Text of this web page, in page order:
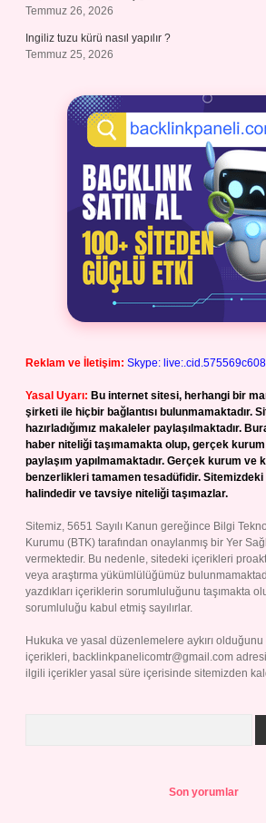
Temmuz 26, 2026
Ingiliz tuzu kürü nasıl yapılır ?
Temmuz 25, 2026
Reklam ve İletişim: Skype:
Yasal Uyarı: Bu internet sitesi, herhangi bir
şirketi ile hiçbir bağlantısı bulunmamaktadır.
hazırladığımız makaleler paylaşılmaktadır.
haber niteliği taşımamakta olup, gerçek
paylaşım yapılmamaktadır. Gerçek kurum ve
benzerlikleri tamamen tesadüfidir.
halindedir ve tavsiye niteliği taşımazlar.
Sitemiz, 5651 Sayılı Kanun gereğince Bilgi
Kurumu (BTK) tarafından onaylanmış bir Yer
vermektedir. Bu nedenle, sitedeki içerikleri
veya araştırma yükümlülüğümüz
yazdıkları içeriklerin sorumluluğunu taşımakta
sorumluluğu kabul etmiş sayılırlar.
Hukuka ve yasal düzenlemelere aykırı
içerikleri, backlinkpanelicomtr@gmail.com
ilgili içerikler yasal süre içerisinde sitemizden
Son yorumlar